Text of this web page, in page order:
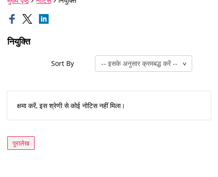
नियुक्ति
Sort By
क्षमा करें, इस श्रेणी से कोई नोटिस नहीं मिला।
पुरालेख